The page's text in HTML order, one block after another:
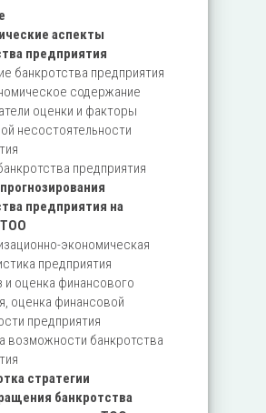
аспекты
предприятия
банкротства предприятия
содержание
оценки и факторы
несостоятельности
предприятия
предприятия на
экономическая
предприятия
и оценка финансового
оценка финансовой
предприятия
возможности банкротства
стратегии
банкротства